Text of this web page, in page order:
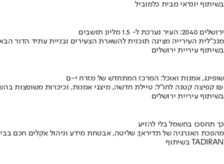
בשיתוף יונדאי מבית כלמוביל
ירושלים 2040: העיר נערכת ל- 1.5 מליון תושבים
מנכ"לית העירייה מציגה תוכנית להשארת הצעירים ובניית עתיד הדור
בשיתוף עיריית ירושלים
שופינג, אמנות ואוכל: המרכז המתחדש של מזרח י-ם
קפיצה קטנה לחו"ל: טיילת חדשה, מיצגי אמנות, וכיכרות משופצות בהשקעה של 100 מיליון ₪
בשיתוף עיריית ירושלים
כך תחסכו בחשמל בלי להזיע
מהפכת האנרגיה של תדיראן: שליטה, אבטחת מידע וניהול אקלים חכם
בשיתוף TADIRAN